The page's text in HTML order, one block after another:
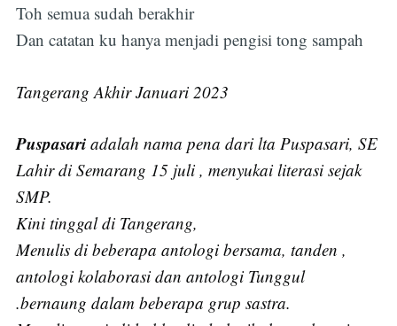
Toh semua sudah berakhir
Dan catatan ku hanya menjadi pengisi tong sampah
Tangerang Akhir Januari 2023
Puspasariadalah nama pena dari lta Puspasari, SE
Lahir di Semarang 15 juli , menyukai literasi sejak
SMP.
Kini tinggal di Tangerang,
Menulis di beberapa antologi bersama, tanden ,
antologi kolaborasi dan antologi Tunggul
.bernaung dalam beberapa grup sastra.